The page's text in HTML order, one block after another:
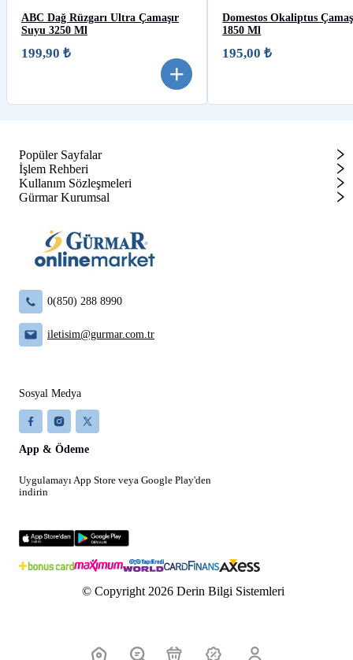
ABC Dağ Rüzgarı Ultra Çamaşır
Suyu 3250 Ml
199,90 ₺
Domestos Okaliptus
1850 Ml
195,00 ₺
Popüler Sayfalar
İşlem Rehberi
Kullanım Sözleşmeleri
Gürmar Kurumsal
0(850) 288 8990
iletisim@gurmar.com.tr
Sosyal Medya
App & Ödeme
Uygulamayı App Store veya Google Play'den
indirin
© Copyright 2026 Derin Bilgi Sistemleri